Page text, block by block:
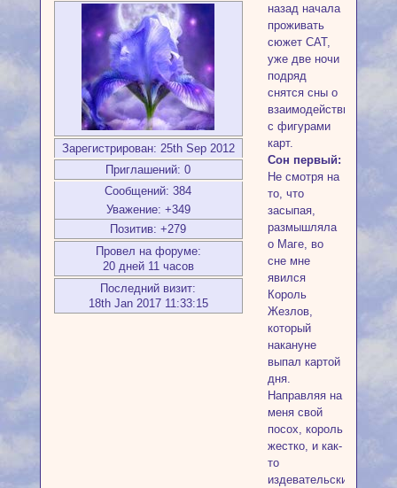
Зарегистрирован: 25th Sep 2012
Приглашений: 0
Сообщений: 384
Уважение: +349
Позитив: +279
Провел на форуме:
20 дней 11 часов
Последний визит:
18th Jan 2017 11:33:15
назад начала
проживать
сюжет САТ,
уже две ночи
подряд
снятся сны о
взаимодействии
с фигурами
карт.
Сон первый:
Не смотря на
то, что
засыпая,
размышляла
о Маге, во
сне мне
явился
Король
Жезлов,
который
накануне
выпал картой
дня.
Направляя на
меня свой
посох, король
жестко, и как-
то
издевательски